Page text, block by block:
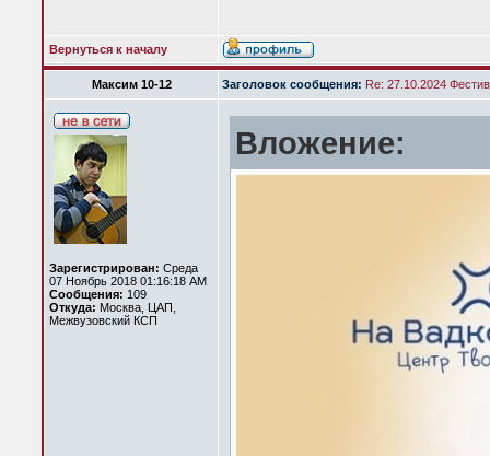
Вернуться к началу
Максим 10-12 Заголовок сообщения: Re: 27.10.2024
Зарегистрирован: Среда
07 Ноябрь 2018 01:16:18 AM
Сообщения: 109
Откуда: Москва, ЦАП,
Межвузовский КСП
Вложение: